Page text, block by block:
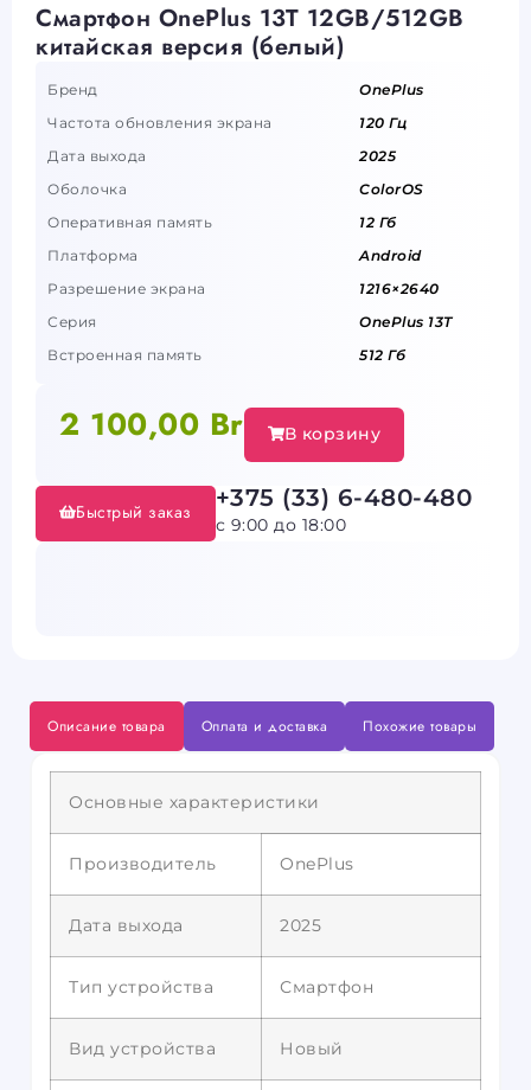
Смартфон OnePlus 13T 12GB/512GB
китайская версия (белый)
Бренд
OnePlus
Частота обновления экрана
120 Гц
Дата выхода
2025
Оболочка
ColorOS
Оперативная память
12 Гб
Платформа
Android
Разрешение экрана
1216×2640
Серия
OnePlus 13T
Встроенная память
512 Гб
2 100,00 Br В корзину
Быстрый заказ +375 (33) 6-480-480
с 9:00 до 18:00
Описание товара Оплата и доставка Похожие товары
Основные характеристики
Производитель OnePlus
Дата выхода 2025
Тип устройства Смартфон
Вид устройства Новый